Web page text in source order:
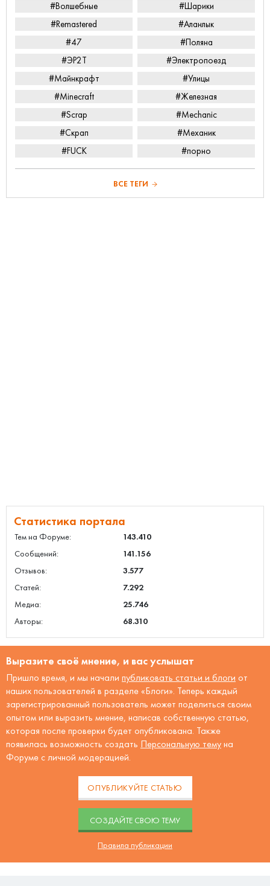
#Волшебные
#Шарики
#Remastered
#Аланлык
#47
#Поляна
#ЭР2Т
#Электропоезд
#Майнкрафт
#Улицы
#Minecraft
#Железная
#Scrap
#Mechanic
#Скрап
#Механик
#FUCK
#порно
ВСЕ ТЕГИ
Статистика портала
Тем на Форуме:
143.410
Сообщений:
141.156
Отзывов:
3.577
Статей:
7.292
Медиа:
25.746
Авторы:
68.310
Выразите своё мнение, и вас услышат
Пришло время, и мы начали публиковать статьи и блоги от
наших пользователей в разделе «Блоги». Теперь каждый
зарегистрированный пользователь может поделиться своим
опытом или выразить мнение, написав собственную статью,
которая после проверки будет опубликована. Также
появилась возможность создать Персональную тему на
Форуме с личной модерацией.
ОПУБЛИКУЙТЕ СТАТЬЮ
CОЗДАЙТЕ СВОЮ ТЕМУ
Правила публикации